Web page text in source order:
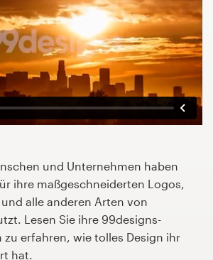
und Unternehmen haben
ihre maßgeschneiderten Logos,
alle anderen Arten von
Lesen Sie ihre 99designs-
zu erfahren, wie tolles Design ihr
hat.